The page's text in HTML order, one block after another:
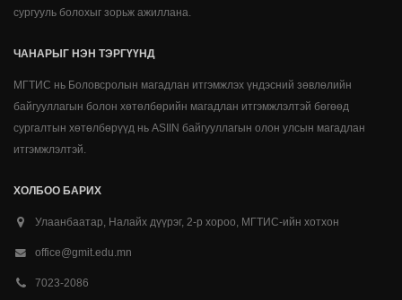
сургууль болохыг зорьж ажиллана.
ЧАНАРЫГ НЭН ТЭРГҮҮНД
МГТИС нь Боловсролын магадлан итгэмжлэх үндэсний зөвлөлийн
байгууллагын болон хөтөлбөрийн магадлан итгэмжлэлтэй бөгөөд
сургалтын хөтөлбөрүүд нь ASIIN байгууллагын олон улсын магадлан
итгэмжлэлтэй.
ХОЛБОО БАРИХ
Улаанбаатар, Налайх дүүрэг, 2-р хороо, МГТИС-ийн хотхон
office@gmit.edu.mn
7023-2086